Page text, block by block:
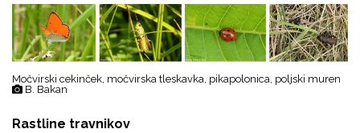
Močvirski cekinček, močvirska tleskavka, pikapolonica, poljski muren
B. Bakan
Rastline travnikov